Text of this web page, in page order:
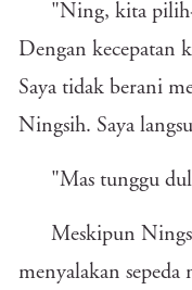
"Ning, kita
Dengan kecepatan
Saya tidak berani
Ningsih. Saya
"Mas tunggu
Meskipun
menyalakan